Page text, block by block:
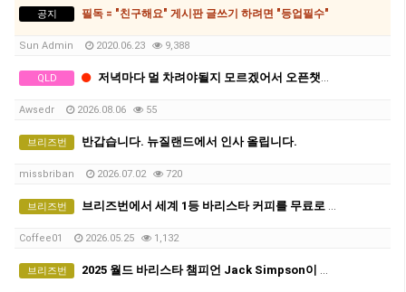
공지 필독 = "친구해요" 게시판 글쓰기 하려면 "등업필수"
Sun Admin 2020.06.23 9,388
QLD 저녁마다 멀 차려야될지 모르겠어서 오픈챗팅만들었어요.
Awsedr 2026.08.06 55
브리즈번 반갑습니다. 뉴질랜드에서 인사 올립니다.
missbriban 2026.07.02 720
브리즈번 브리즈번에서 세계 1등 바리스타 커피를 무료로 마실 수 있다면?
Coffee01 2026.05.25 1,132
브리즈번 2025 월드 바리스타 챔피언 Jack Simpson이 브리즈번에 옵니다! - The Hideout Team